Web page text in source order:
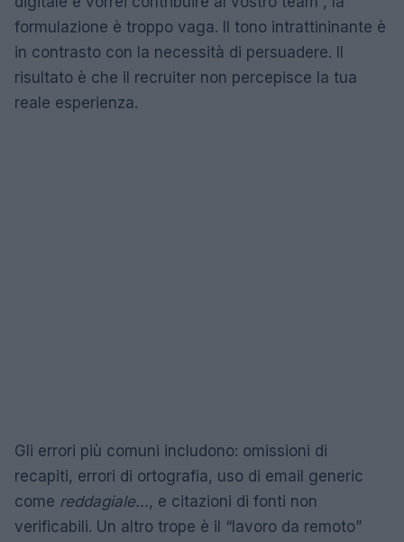
formulazione è troppo vaga. Il tono intrattininante è
in contrasto con la necessità di persuadere. Il
risultato è che il recruiter non percepisce la tua
reale esperienza.
Gli errori più comuni includono: omissioni di
recapiti, errori di ortografia, uso di email generic
come reddagiale…, e citazioni di fonti non
verificabili. Un altro trope è il “lavoro da remoto”